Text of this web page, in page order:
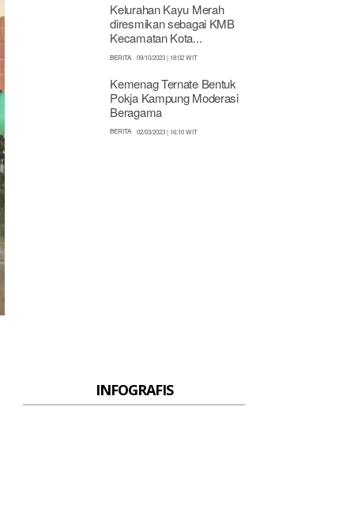
Kelurahan Kayu Merah
diresmikan sebagai KMB
Kecamatan Kota...
BERITA 09/10/2023 | 18:02 WIT
Kemenag Ternate Bentuk
Pokja Kampung Moderasi
Beragama
BERITA 02/03/2023 | 16:10 WIT
INFOGRAFIS